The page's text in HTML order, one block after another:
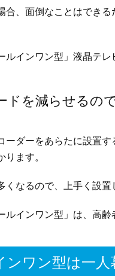
合、面倒なことはでき
ルインワン型」液晶テレ
ドを減らせるの
ーダーをあらたに設置
ります。
くなるので、上手く設
ルインワン型」は、高齢
ンワン型は一